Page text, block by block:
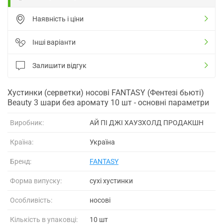
Наявність і ціни
Інші варіанти
Залишити відгук
Хустинки (серветки) носові FANTASY (Фентезі бьюті)
Beauty 3 шари без аромату 10 шт - основні параметри
Виробник: АЙ ПІ ДЖІ ХАУЗХОЛД ПРОДАКШН
Країна: Україна
Бренд: FANTASY
Форма випуску: сухі хустинки
Особливість: носові
Кількість в упаковці: 10 шт